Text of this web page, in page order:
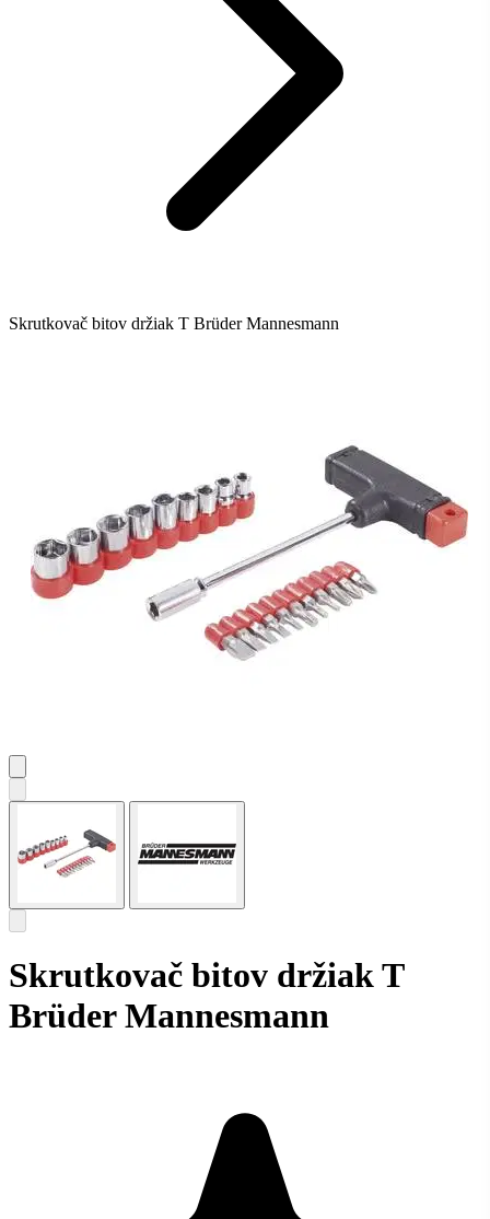
Skrutkovač bitov držiak T Brüder Mannesmann
Skrutkovač bitov držiak T
Brüder Mannesmann